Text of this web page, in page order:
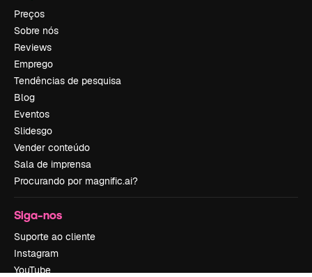
Preços
Sobre nós
Reviews
Emprego
Tendências de pesquisa
Blog
Eventos
Slidesgo
Vender conteúdo
Sala de imprensa
Procurando por magnific.ai?
Siga-nos
Suporte ao cliente
Instagram
YouTube